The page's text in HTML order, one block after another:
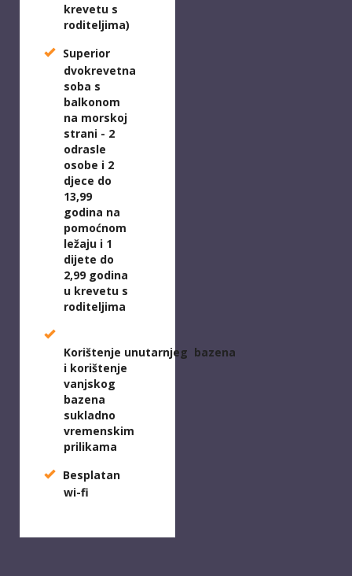
krevetu s
roditeljima)
Superior
dvokrevetna
soba s
balkonom
na morskoj
strani - 2
odrasle
osobe i 2
djece do
13,99
godina na
pomoćnom
ležaju i 1
dijete do
2,99 godina
u krevetu s
roditeljima
Korištenje unutarnjeg bazena
i korištenje
vanjskog
bazena
sukladno
vremenskim
prilikama
Besplatan
wi-fi